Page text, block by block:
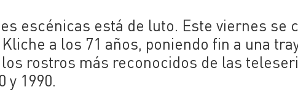
escénicas está de luto. Este viernes se
a los 71 años, poniendo fin a una
rostros más reconocidos de las
y 1990.